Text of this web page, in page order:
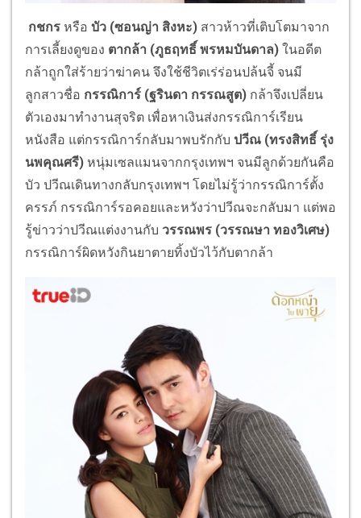
กชกร หรือ บัว (ซอนญ่า สิงหะ) สาวห้าวที่เติบโตมาจาก
การเลี้ยงดูของ ตากล้า (ภูธฤทธิ์ พรหมบันดาล) ในอดีต
กล้าถูกใส่ร้ายว่าฆ่าคน จึงใช้ชีวิตเร่ร่อนปล้นจี้ จนมี
ลูกสาวชื่อ กรรณิการ์ (ฐรินดา กรรณสูต) กล้าจึงเปลี่ยน
ตัวเองมาทำงานสุจริต เพื่อหาเงินส่งกรรณิการ์เรียน
หนังสือ แต่กรรณิการ์กลับมาพบรักกับ ปวีณ (ทรงสิทธิ์ รุ่ง
นพคุณศรี) หนุ่มเซลแมนจากกรุงเทพฯ จนมีลูกด้วยกันคือ
บัว ปวีณเดินทางกลับกรุงเทพฯ โดยไม่รู้ว่ากรรณิการ์ตั้ง
ครรภ์ กรรณิการ์รอคอยและหวังว่าปวีณจะกลับมา แต่พอ
รู้ข่าวว่าปวีณแต่งงานกับ วรรณพร (วรรณษา ทองวิเศษ)
กรรณิการ์ผิดหวังกินยาตายทิ้งบัวไว้กับตากล้า